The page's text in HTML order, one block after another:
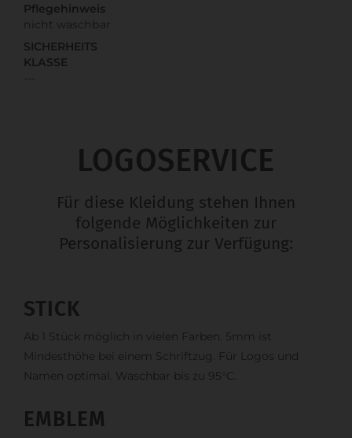
Pflegehinweis
nicht waschbar
SICHERHEITS
KLASSE
LOGOSERVICE
Für diese Kleidung stehen Ihnen
folgende Möglichkeiten zur
Personalisierung zur Verfügung:
STICK
Ab 1 Stück möglich in vielen Farben. 5mm ist
Mindesthöhe bei einem Schriftzug. Für Logos und
Namen optimal. Waschbar bis zu 95°C.
EMBLEM